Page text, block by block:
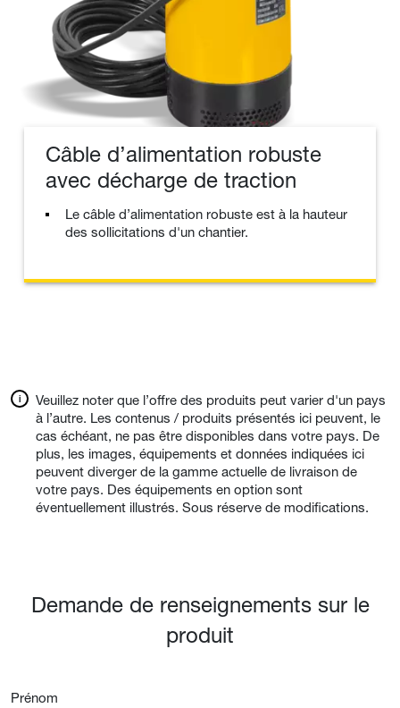
Câble d’alimentation robuste
avec décharge de traction
Le câble d’alimentation robuste est à la hauteur
des sollicitations d'un chantier.
Veuillez noter que l’offre des produits peut varier d'un pays
à l’autre. Les contenus / produits présentés ici peuvent, le
cas échéant, ne pas être disponibles dans votre pays. De
plus, les images, équipements et données indiquées ici
peuvent diverger de la gamme actuelle de livraison de
votre pays. Des équipements en option sont
éventuellement illustrés. Sous réserve de modifications.
Demande de renseignements sur le
produit
Prénom